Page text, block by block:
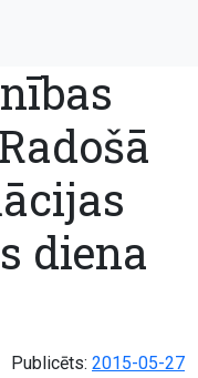
diena
Publicēts: 2015-05-27